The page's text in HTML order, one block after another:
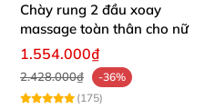
Chày rung 2 đầu xoay
massage toàn thân cho nữ
1.554.000₫
2.428.000₫
-36%
(175)